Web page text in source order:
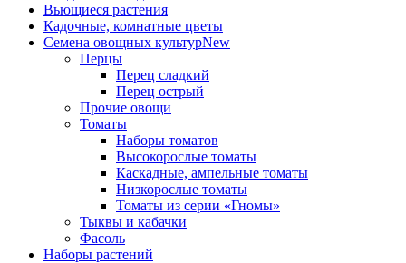
Вьющиеся растения
Кадочные, комнатные цветы
Семена овощных культурNew
Перцы
Перец сладкий
Перец острый
Прочие овощи
Томаты
Наборы томатов
Высокорослые томаты
Каскадные, ампельные томаты
Низкорослые томаты
Томаты из серии «Гномы»
Тыквы и кабачки
Фасоль
Наборы растений